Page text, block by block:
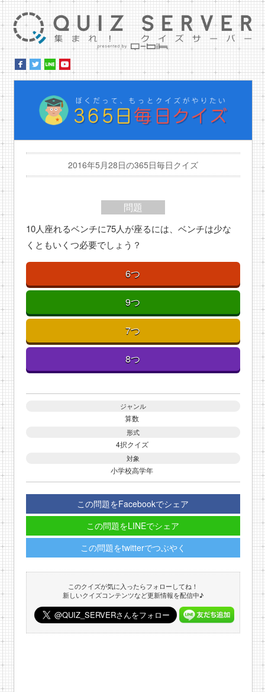
2016年5月28日の365日毎日クイズ
問題
10人座れるベンチに75人が座るには、ベンチは少な
くともいくつ必要でしょう？
6つ
9つ
7つ
8つ
ジャンル
算数
形式
4択クイズ
対象
小学校高学年
この問題をFacebookでシェア
この問題をLINEでシェア
この問題をtwitterでつぶやく
このクイズが気に入ったらフォローしてね！
新しいクイズコンテンツなど更新情報を配信中♪